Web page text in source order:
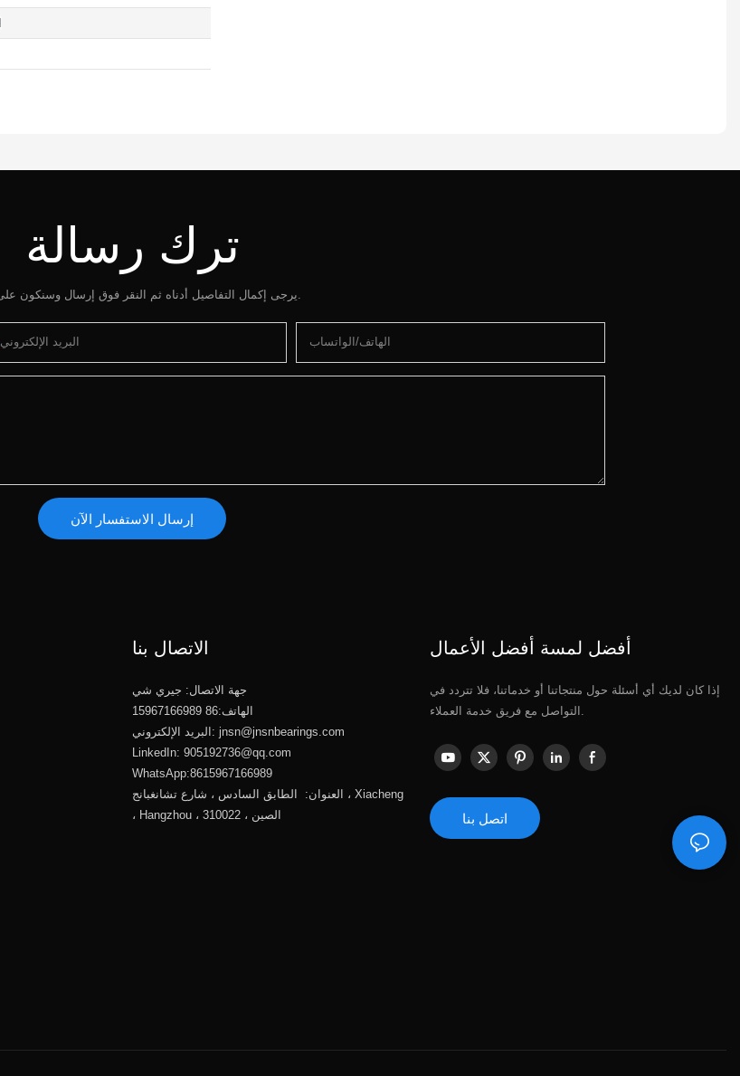
ترك رسالة
يرجى إكمال التفاصيل أدناه ثم النقر فوق إرسال وسنكون على اتصال.
البريد الإلكتروني الهاتف/الواتساب
إرسال الاستفسار الآن
الاتصال بنا
جهة الاتصال: جيري شي
الهاتف:86 15967166989
البريد الإلكتروني: jnsn@jnsnbearings.com
LinkedIn: 905192736@qq.com
WhatsApp:8615967166989
العنوان: الطابق السادس ، شارع تشانغبانج ، Xiacheng
أفضل لمسة أفضل الأعمال
إذا كان لديك أي أسئلة حول منتجاتنا أو خدماتنا، فلا تتردد في
التواصل مع فريق خدمة العملاء.
اتصل بنا